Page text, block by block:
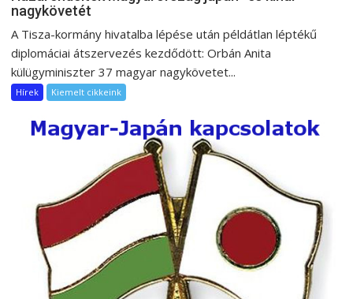
nagykövetét
A Tisza-kormány hivatalba lépése után példátlan léptékű
diplomáciai átszervezés kezdődött: Orbán Anita
külügyminiszter 37 magyar nagykövetet...
Hírek Kiemelt cikkeink